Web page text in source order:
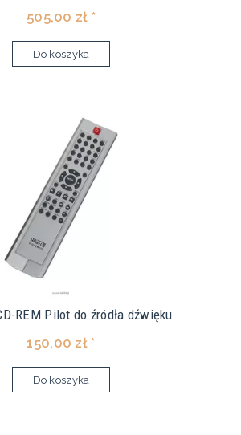
505,00 zł *
Do koszyka
REM Pilot do źródła dźwięku
150,00 zł *
Do koszyka